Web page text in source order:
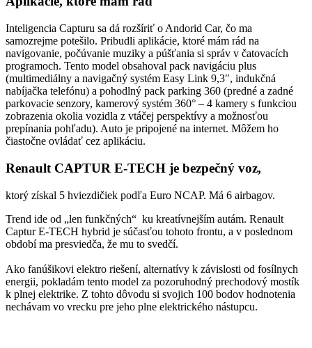
Inteligencia Capturu sa dá rozšíriť o Andorid Car, čo ma
samozrejme potešilo. Pribudli aplikácie, ktoré mám rád na
navigovanie, počúvanie muziky a púšťania si správ v čatovacích
programoch. Tento model obsahoval pack navigáciu plus
(multimediálny a navigačný systém Easy Link 9,3″, indukčná
nabíjačka telefónu) a pohodlný pack parking 360 (predné a zadné
parkovacie senzory, kamerový systém 360° – 4 kamery s funkciou
zobrazenia okolia vozidla z vtáčej perspektívy a možnosťou
prepínania pohľadu). Auto je pripojené na internet. Môžem ho
čiastočne ovládať cez aplikáciu.
Renault CAPTUR E-TECH je bezpečný voz,
ktorý získal 5 hviezdičiek podľa Euro NCAP. Má 6 airbagov.
Trend ide od „len funkčných“ ku kreatívnejším autám. Renault
Captur E-TECH hybrid je súčasťou tohoto frontu, a v poslednom
období ma presviedča, že mu to svedčí.
Ako fanúšikovi elektro riešení, alternatívy k závislosti od fosílnych
energii, pokladám tento model za pozoruhodný prechodový mostík
k plnej elektrike. Z tohto dôvodu si svojich 100 bodov hodnotenia
nechávam vo vrecku pre jeho plne elektrického nástupcu.